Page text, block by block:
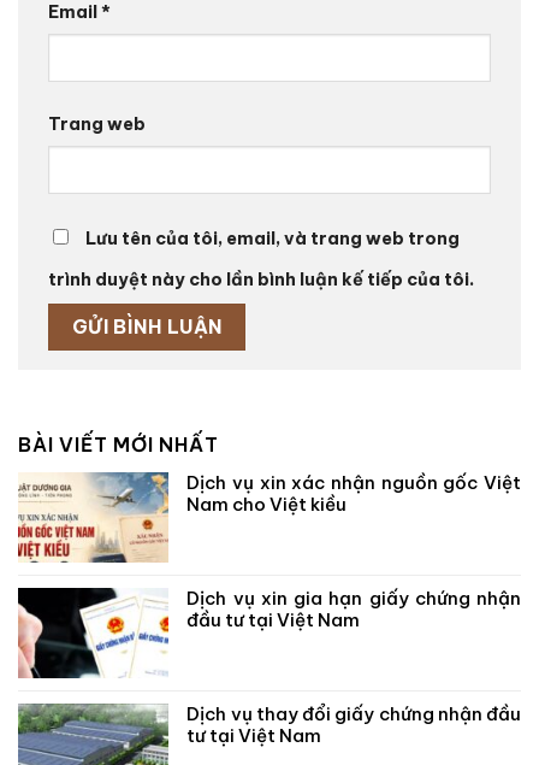
Email *
Trang web
Lưu tên của tôi, email, và trang web trong
trình duyệt này cho lần bình luận kế tiếp của tôi.
BÀI VIẾT MỚI NHẤT
Dịch vụ xin xác nhận nguồn gốc Việt
Nam cho Việt kiều
Dịch vụ xin gia hạn giấy chứng nhận
đầu tư tại Việt Nam
Dịch vụ thay đổi giấy chứng nhận đầu
tư tại Việt Nam